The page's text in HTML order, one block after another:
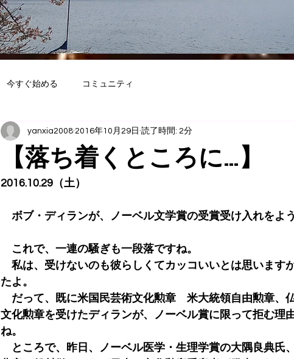
今すぐ始める コミュニティ
【落ち着くところに…】
yanxia2008 2016年10月29日 読了時間: 2分
2016.10.29（土）
ボブ・ディランが、ノーベル文学賞の受賞受け入れをよう
これで、一連の騒ぎも一段落ですね。
私は、受けないのも彼らしくてカッコいいとは思います
たよ。
だって、既に米国民芸術文化勲章　米大統領自由勲章、
文化勲章を受けたディランが、ノーベル賞に限って拒む理
ね。
ところで、昨日、ノーベル医学・生理学賞の大隅良典氏